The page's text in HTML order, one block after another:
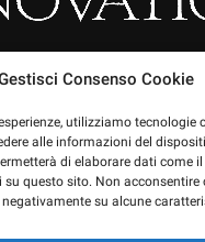
Consenso Cookie
utilizziamo tecnologie
alle informazioni del
di elaborare dati come
questo sito. Non acconsentire
su alcune
CHI SIAMO EVENTI
CONTATTO SOSTIENICI